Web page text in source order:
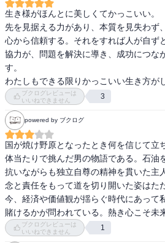
戦前の鐡造は裸一貫で事業を始めてそれ
が、戦争で海外の支店をすべて失います。
それでもあきらめず外資に頼らない日本
大きくしていきます。
タンカーも何隻も作り、そのたびに大型
苦しみながらも事業を大きくしていき、
本の利益を優先する。
社員を家族として面倒を見る。
こういった指導者であれば社員の信頼を
していくのだなと思いました。
今の日本に足りない何かを教えられる一
生き様がほんとに美しくてかっこいい。
先を見据える力があり、本質を見失わず
心から信頼する。それをすれば人が自ず
協力が、問題を解決に導き、成功につな
す。
わたしもできる限りかっこいい生き方が
ブクログレビューは
いいねできません
3
powered by ブクログ
国が焼け野原となったとき何を信じて立
体当たりで挑んだ男の物語である。石油
抗いながらも独立自尊の精神を貫いた主
念と責任をもって道を切り開いた姿はた
今、経済や価値観が揺らぐ時代にあって
賭けるかが問われている。熱き心こそ未
ブクログレビューは
いいねできません
1